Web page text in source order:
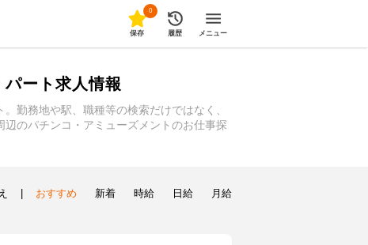
0
保存 履歴 メニュー
ート求人情報
勤務地や駅、職種等の検索だけではなく、
のパチンコ・アミューズメントのお仕事探
おすすめ 新着 時給 日給 月給